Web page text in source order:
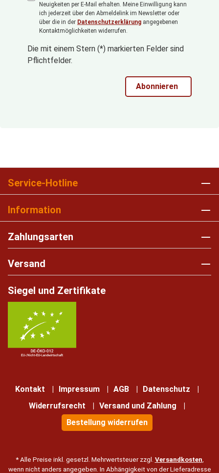
Neuigkeiten per E-Mail erhalten. Meine Einwilligung kann
ich jederzeit über den Abmeldelink im Newsletter oder
über die in der Datenschutzerklärung angegebenen
Kontaktmöglichkeiten widerrufen.
Die mit einem Stern (*) markierten Felder sind
Pflichtfelder.
Abonnieren
Service-Hotline
Information
Zahlungsarten
Versand
Siegel und Zertifikate
Kontakt Impressum AGB
Datenschutz
Widerrufsrecht
Versand und Zahlung
Bestellung widerrufen
* Alle Preise inkl. gesetzl. Mehrwertsteuer zzgl. Versandkosten
wenn nicht anders angegeben. In Abhängigkeit von der Lieferadresse